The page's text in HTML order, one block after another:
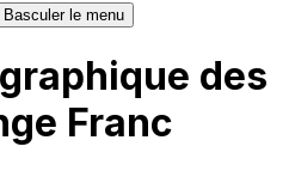
Basculer le menu
des
Franc